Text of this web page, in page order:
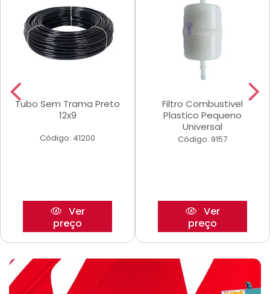
Tubo Sem Trama Preto
12x9
Código: 41200
Ver
preço
Filtro Combustivel
Plastico Pequeno
Universal
Código: 9157
Ver
preço